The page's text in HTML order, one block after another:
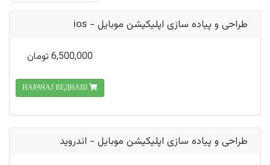
طراحی و پیاده سازی اپلیکیشن موبایل - ios
6,500,000 تومان
НАРАЧАЈ ВЕДНАШ
طراحی و پیاده سازی اپلیکیشن موبایل - اندروید